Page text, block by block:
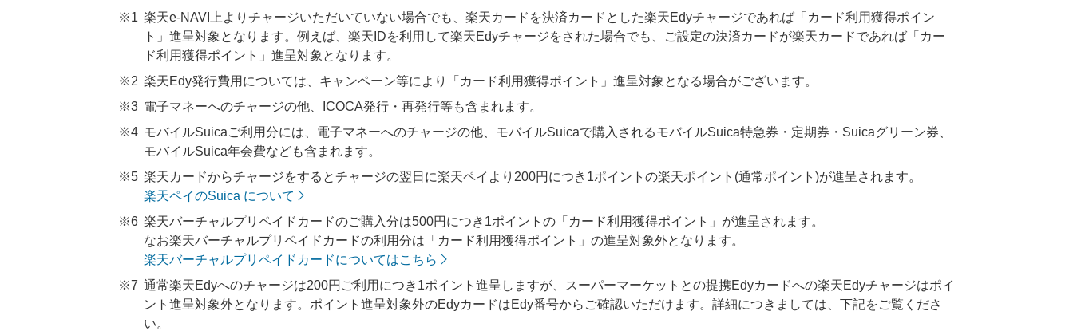
※1 楽天e-NAVI上よりチャージいただいていない場合でも、楽天カードを決済カードとした楽天Edyチャージであれば「カード利用獲得ポイン
ト」進呈対象となります。例えば、楽天IDを利用して楽天Edyチャージをされた場合でも、ご設定の決済カードが楽天カードであれば「カー
ド利用獲得ポイント」進呈対象となります。
※2 楽天Edy発行費用については、キャンペーン等により「カード利用獲得ポイント」進呈対象となる場合がございます。
※3 電子マネーへのチャージの他、ICOCA発行・再発行等も含まれます。
※4 モバイルSuicaご利用分には、電子マネーへのチャージの他、モバイルSuicaで購入されるモバイルSuica特急券・定期券・Suicaグリーン券、
モバイルSuica年会費なども含まれます。
※5 楽天カードからチャージをするとチャージの翌日に楽天ペイより200円につき1ポイントの楽天ポイント(通常ポイント)が進呈されます。
楽天ペイのSuica について
※6 楽天バーチャルプリペイドカードのご購入分は500円につき1ポイントの「カード利用獲得ポイント」が進呈されます。
なお楽天バーチャルプリペイドカードの利用分は「カード利用獲得ポイント」の進呈対象外となります。
楽天バーチャルプリペイドカードについてはこちら
※7 通常楽天Edyへのチャージは200円ご利用につき1ポイント進呈しますが、スーパーマーケットとの提携Edyカードへの楽天Edyチャージはポイ
ント進呈対象外となります。ポイント進呈対象外のEdyカードはEdy番号からご確認いただけます。詳細につきましては、下記をご覧くださ
い。